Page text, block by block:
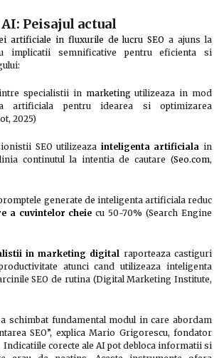
Peisajul actual
artificiale in fluxurile de lucru SEO a ajuns la
implicatii semnificative pentru eficienta si
specialistii in marketing utilizeaza in mod
artificiala pentru idearea si optimizarea
2025)
SEO utilizeaza inteligenta artificiala in
continutul la intentia de cautare (Seo.com,
generate de inteligenta artificiala reduc
a cuvintelor cheie cu 50-70% (Search Engine
in marketing digital raporteaza castiguri
atunci cand utilizeaza inteligenta
SEO de rutina (Digital Marketing Institute,
schimbat fundamental modul in care abordam
SEO”, explica Mario Grigorescu, fondator
Indicatiile corecte ale AI pot debloca informatii si